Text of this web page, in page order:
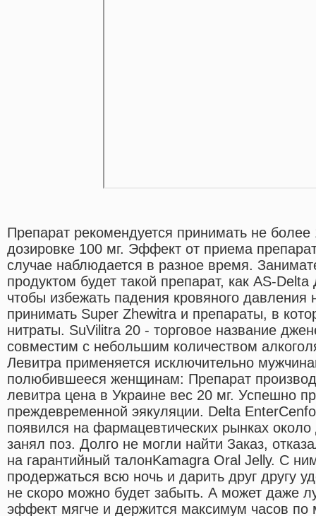
Препарат рекомендуется принимать не более
дозировке 100 мг. Эффект от приема
случае наблюдается в разное время.
продуктом будет такой препарат, как AS-
чтобы избежать падения кровяного давления
принимать Super Zhewitra и препараты, в
нитраты. SuVilitra 20 - торговое название
совместим с небольшим количеством
Левитра применяется исключительно
полюбившееся женщинам: Препарат
левитра цена в Украине вес 20 мг. Успешно
преждевременной эякуляции. Delta
появился на фармацевтических рынках
занял поз. Долго не могли найти Заказ,
на гарантийный талонKamagra Oral Jelly. С
продержаться всю ночь и дарить друг другу
не скоро можно будет забыть. А может даже
эффект мягче и держится максимум часов по